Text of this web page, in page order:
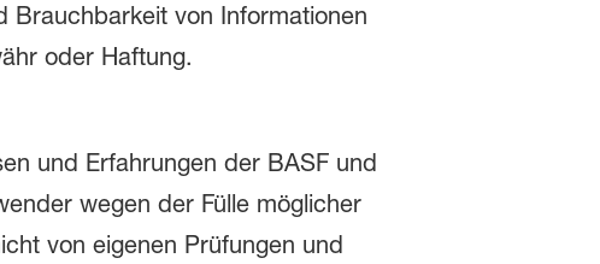
Brauchbarkeit von Informationen
oder Haftung.
und Erfahrungen der BASF und
wegen der Fülle möglicher
von eigenen Prüfungen und